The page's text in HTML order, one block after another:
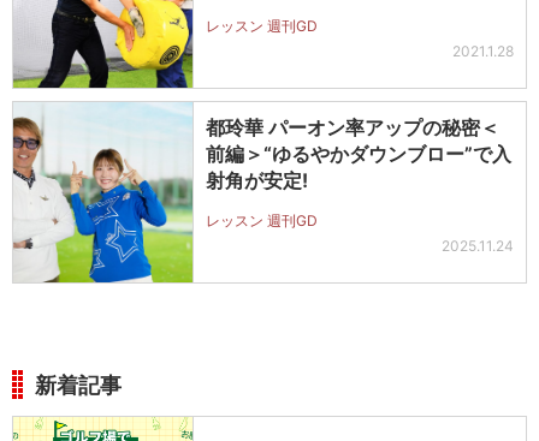
レッスン 週刊GD
2021.1.28
都玲華 パーオン率アップの秘密＜
前編＞“ゆるやかダウンブロー”で入
射角が安定!
レッスン 週刊GD
2025.11.24
新着記事